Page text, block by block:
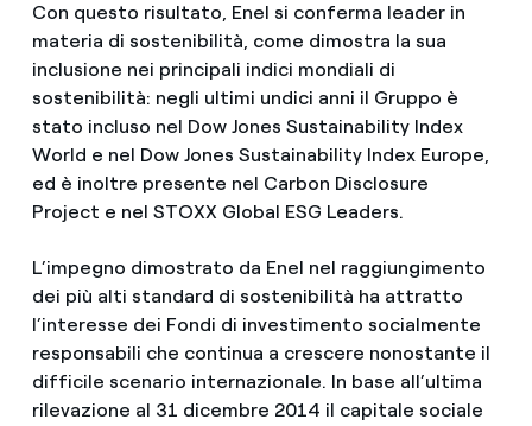
Con questo risultato, Enel si conferma leader in
materia di sostenibilità, come dimostra la sua
inclusione nei principali indici mondiali di
sostenibilità: negli ultimi undici anni il Gruppo è
stato incluso nel Dow Jones Sustainability Index
World e nel Dow Jones Sustainability Index Europe,
ed è inoltre presente nel Carbon Disclosure
Project e nel STOXX Global ESG Leaders.
L’impegno dimostrato da Enel nel raggiungimento
dei più alti standard di sostenibilità ha attratto
l’interesse dei Fondi di investimento socialmente
responsabili che continua a crescere nonostante il
difficile scenario internazionale. In base all’ultima
rilevazione al 31 dicembre 2014 il capitale sociale